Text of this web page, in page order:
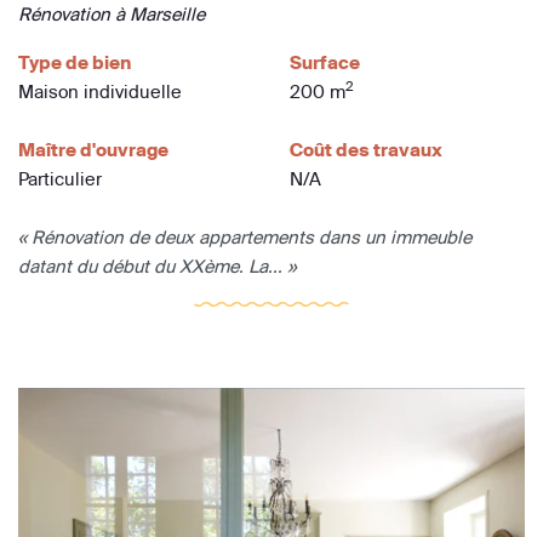
Rénovation à Marseille
Type de bien
Maison individuelle
Surface
200 m2
Maître d'ouvrage
Particulier
Coût des travaux
N/A
« Rénovation de deux appartements dans un immeuble
datant du début du XXème. La... »